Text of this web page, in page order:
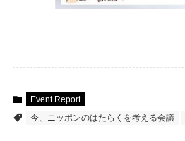
Event Report
今、ニッポンのはたらくを考える会議